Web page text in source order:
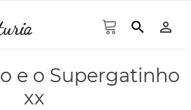
search person_outline
e o Supergatinho
xx